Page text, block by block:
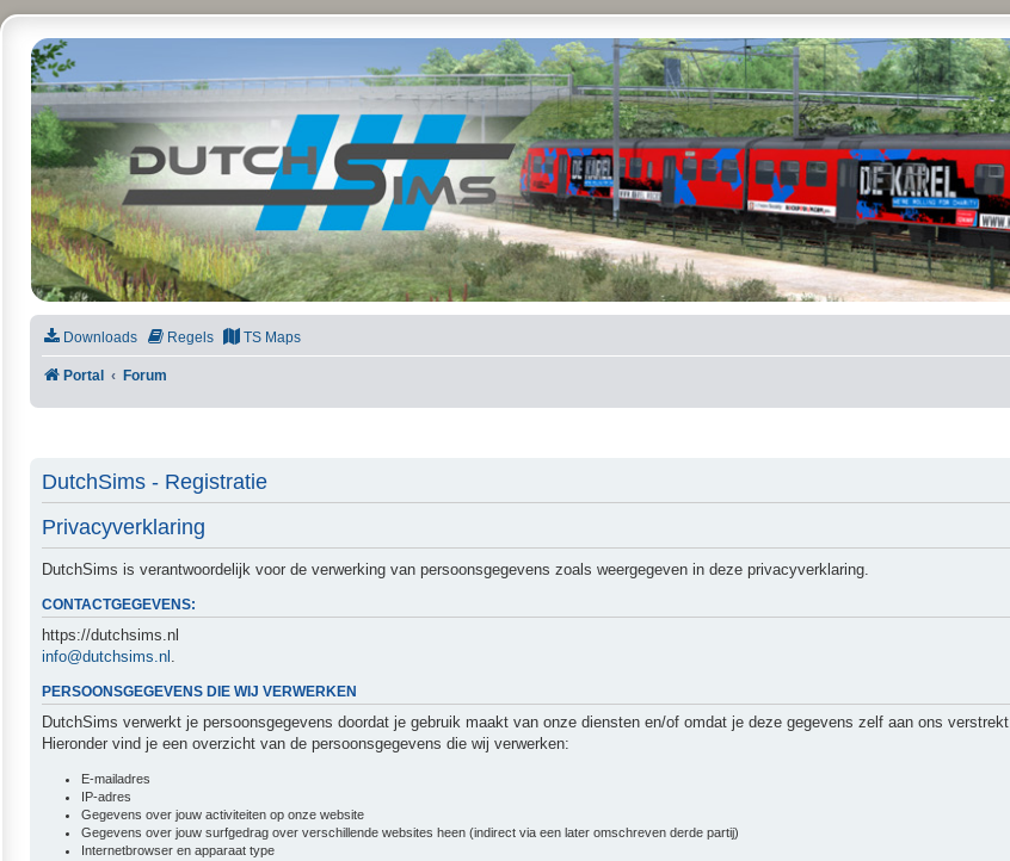
DutchSims
Downloads Regels TS Maps
Portal Forum
DutchSims - Registratie
Privacyverklaring
DutchSims is verantwoordelijk voor de verwerking van persoonsgegevens zoals weergegeven in deze privacyverklaring.
CONTACTGEGEVENS:
https://dutchsims.nl
info@dutchsims.nl
PERSOONSGEGEVENS DIE WIJ VERWERKEN
DutchSims verwerkt je persoonsgegevens doordat je gebruik maakt van onze diensten en/of omdat je deze gegevens zelf aan ons verstrekt.
Hieronder vind je een overzicht van de persoonsgegevens die wij verwerken:
E-mailadres
IP-adres
Gegevens over jouw activiteiten op onze website
Gegevens over jouw surfgedrag over verschillende websites heen (indirect via een later omschreven derde partij)
Internetbrowser en apparaat type